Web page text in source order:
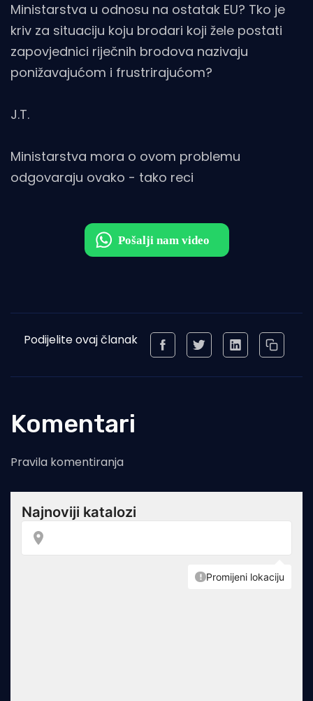
Ministarstva u odnosu na ostatak EU? Tko je
kriv za situaciju koju brodari koji žele postati
zapovjednici riječnih brodova nazivaju
ponižavajućom i frustrirajućom?
J.T.
Ministarstva mora o ovom problemu
odgovaraju ovako - tako reci
Podijelite ovaj članak
Komentari
Pravila komentiranja